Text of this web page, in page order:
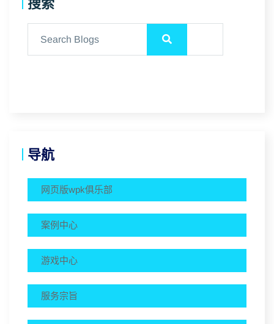
导航
网页版wpk俱乐部
案例中心
游戏中心
服务宗旨